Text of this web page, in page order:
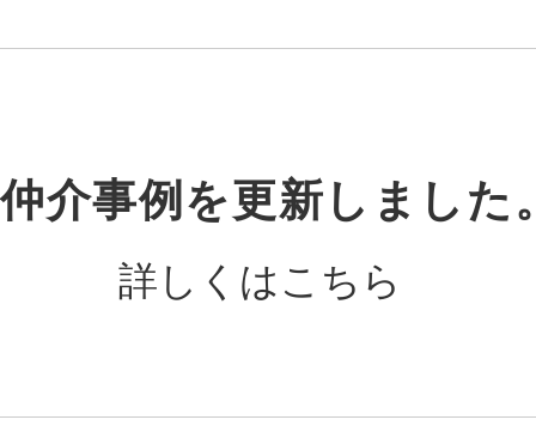
仲介事例を更新しました
詳しくはこちら